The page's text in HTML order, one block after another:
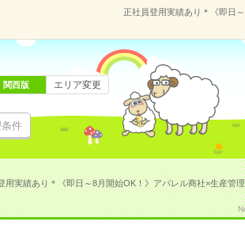
正社員登用実績あり＊《即日
件
関西版 エリア変更
用実績あり＊《即日～8月開始OK！》アパレル商社×生産管